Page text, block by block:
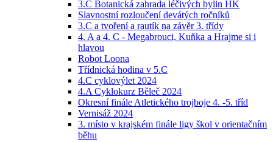
3.C Botanická zahrada léčivých bylin HK
Slavnostní rozloučení devátých ročníků
3.C a tvoření a rautík na závěr 3. třídy
4. A a 4. C - Megabrouci, Kuňka a Hrajme si i
hlavou
Robot Loona
Třídnická hodina v 5.C
4.C cyklovýlet 2024
4.A Cyklokurz Běleč 2024
Okresní finále Atletického trojboje 4. -5. tříd
Vernisáž 2024
3. místo v krajském finále ligy škol v orientačním
běhu